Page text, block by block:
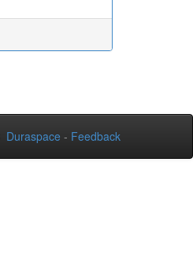
Duraspace - Feedback